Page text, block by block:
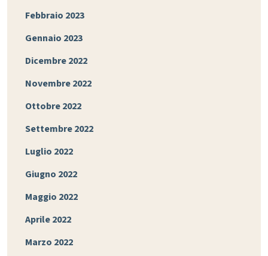
Febbraio 2023
Gennaio 2023
Dicembre 2022
Novembre 2022
Ottobre 2022
Settembre 2022
Luglio 2022
Giugno 2022
Maggio 2022
Aprile 2022
Marzo 2022